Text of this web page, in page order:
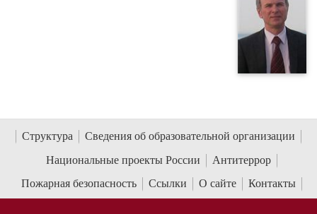
Структура
Сведения об образовательной организации
Национальные проекты России
Антитеррор
Пожарная безопасность
Ссылки О сайте Контакты